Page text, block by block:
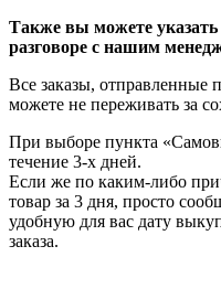
Также вы можете указать
разговоре с нашим
Все заказы, отправленные
можете не переживать за
При выборе пункта
течение 3-х дней.
Если же по каким-либо
товар за 3 дня, просто
удобную для вас дату
заказа.